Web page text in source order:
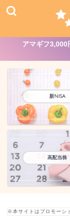
アマギフ
新NISA
高配当株
※本サイトはプロモーシ